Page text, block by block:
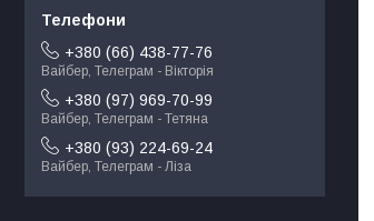
+380 (66) 438-77-76
Вайбер, Телеграм - Вікторія
+380 (97) 969-70-99
Вайбер, Телеграм - Тетяна
+380 (93) 224-69-24
Вайбер, Телеграм - Ліза